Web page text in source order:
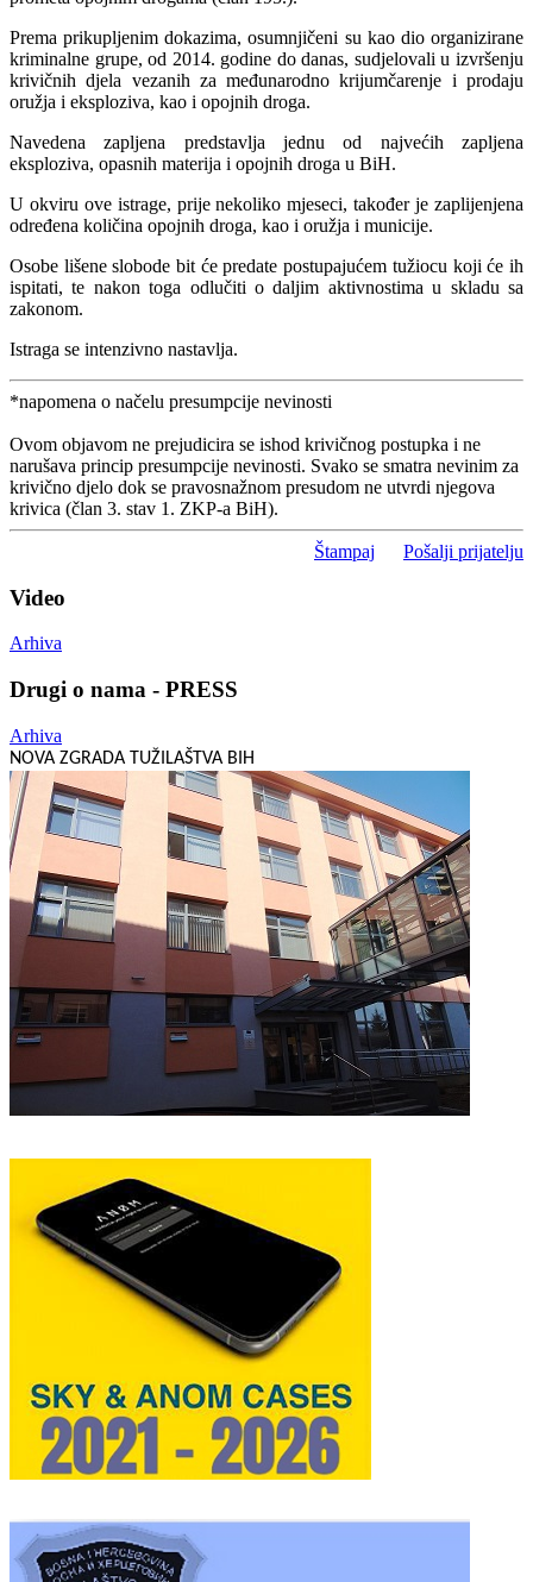
Prema prikupljenim dokazima, osumnjičeni su kao dio organizirane
kriminalne grupe, od 2014. godine do danas, sudjelovali u izvršenju
krivičnih djela vezanih za međunarodno krijumčarenje i prodaju
oružja i eksploziva, kao i opojnih droga.
Navedena zapljena predstavlja jednu od najvećih zapljena
eksploziva, opasnih materija i opojnih droga u BiH.
U okviru ove istrage, prije nekoliko mjeseci, također je zaplijenjena
određena količina opojnih droga, kao i oružja i municije.
Osobe lišene slobode bit će predate postupajućem tužiocu koji će ih
ispitati, te nakon toga odlučiti o daljim aktivnostima u skladu sa
zakonom.
Istraga se intenzivno nastavlja.
*napomena o načelu presumpcije nevinosti
Ovom objavom ne prejudicira se ishod krivičnog postupka i ne
narušava princip presumpcije nevinosti. Svako se smatra nevinim za
krivično djelo dok se pravosnažnom presudom ne utvrdi njegova
krivica (član 3. stav 1. ZKP-a BiH).
Štampaj Pošalji prijatelju
Video
Arhiva
Drugi o nama - PRESS
Arhiva
NOVA ZGRADA TUŽILAŠTVA BIH